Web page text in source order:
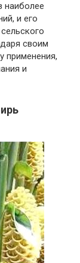
наиболее
и его
своим
применения,
и